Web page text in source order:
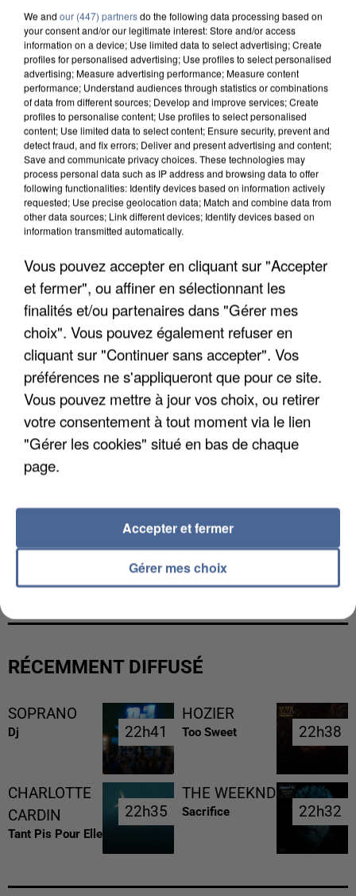
LES DONNÉES DE 300 000 CLIENTS DÉROBÉES À
INTERMARCHÉ APRÈS UNE...
LES FRANÇAIS, FANS DE LA FLEMME
RÉCEMMENT DIFFUSÉ
SOPRANO
Dj 22h41
22h41
HOZIER
Too Sweet 22h38
22h38
CHARLOTTE
CARDIN
Tant Pis Pour Elle
22h35
22h35
THE WEEKND
Sacrifice 22h32
22h32
We and our (447) partnersdo the following data processing based on
your consent and/or our legitimate interest: Store and/or access
information on a device; Use limited data to select advertising; Create
profiles for personalised advertising; Use profiles to select personalised
advertising; Measure advertising performance; Measure content
performance; Understand audiences through statistics or combinations
of data from different sources; Develop and improve services; Create
profiles to personalise content; Use profiles to select personalised
content; Use limited data to select content; Ensure security, prevent and
detect fraud, and fix errors; Deliver and present advertising and content;
Save and communicate privacy choices. These technologies may
process personal data such as IP address and browsing data to offer
following functionalities: Identify devices based on information actively
requested; Use precise geolocation data; Match and combine data from
other data sources; Link different devices; Identify devices based on
information transmitted automatically.
Vous pouvez accepter en cliquant sur "Accepter
et fermer", ou affiner en sélectionnant les
finalités et/ou partenaires dans "Gérer mes
choix". Vous pouvez également refuser en
cliquant sur "Continuer sans accepter". Vos
préférences ne s'appliqueront que pour ce site.
Vous pouvez mettre à jour vos choix, ou retirer
votre consentement à tout moment via le lien
"Gérer les cookies" situé en bas de chaque
page.
Gérer mes choix
Accepter et fermer